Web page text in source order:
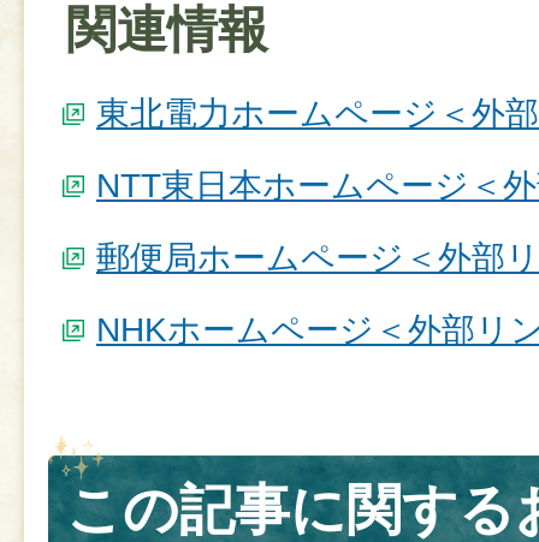
関連情報
東北電力ホームページ＜外
NTT東日本ホームページ＜
郵便局ホームページ＜外部
NHKホームページ＜外部リ
この記事に関する